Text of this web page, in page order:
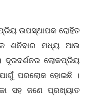
ଉପସ୍ଥାପକ ରୋହିତ
ଶନିବାର ମଧ୍ୟ ଆଉ
ଲୋକପ୍ରିୟ
ପରଲୋକ ହୋଇଛି ।
ସହ ଜଣେ ପ୍ରଖ୍ୟାତ